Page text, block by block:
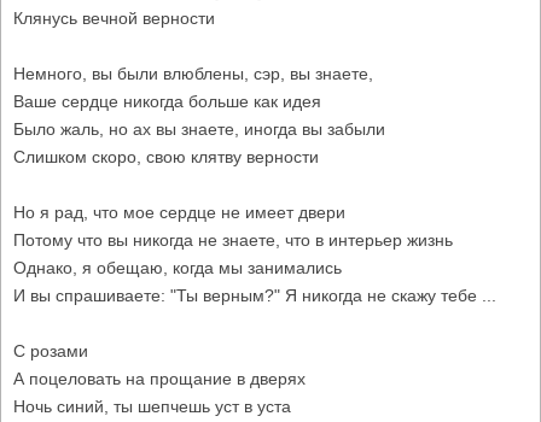
Клянусь вечной верности
Немного, вы были влюблены, сэр, вы знаете,
Ваше сердце никогда больше как идея
Было жаль, но ах вы знаете, иногда вы забыли
Слишком скоро, свою клятву верности
Но я рад, что мое сердце не имеет двери
Потому что вы никогда не знаете, что в интерьер жизнь
Однако, я обещаю, когда мы занимались
И вы спрашиваете: "Ты верным?" Я никогда не скажу тебе ...
С розами
А поцеловать на прощание в дверях
Ночь синий, ты шепчешь уст в уста